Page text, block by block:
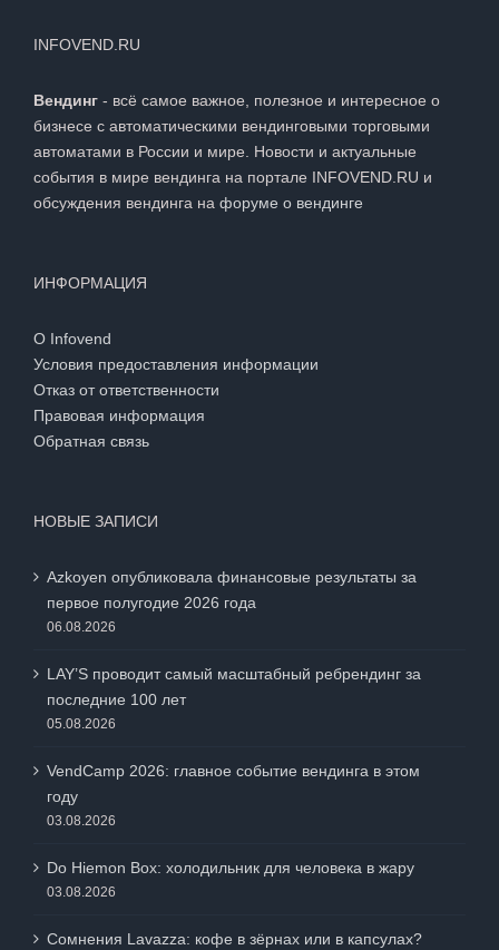
INFOVEND.RU
Вендинг - всё самое важное, полезное и интересное о
бизнесе с автоматическими вендинговыми торговыми
автоматами в России и мире. Новости и актуальные
события в мире вендинга на портале INFOVEND.RU и
обсуждения вендинга на форуме о вендинге
ИНФОРМАЦИЯ
О Infovend
Условия предоставления информации
Отказ от ответственности
Правовая информация
Обратная связь
НОВЫЕ ЗАПИСИ
Azkoyen опубликовала финансовые результаты за
первое полугодие 2026 года
06.08.2026
LAY’S проводит самый масштабный ребрендинг за
последние 100 лет
05.08.2026
VendCamp 2026: главное событие вендинга в этом
году
03.08.2026
Do Hiemon Box: холодильник для человека в жару
03.08.2026
Сомнения Lavazza: кофе в зёрнах или в капсулах?